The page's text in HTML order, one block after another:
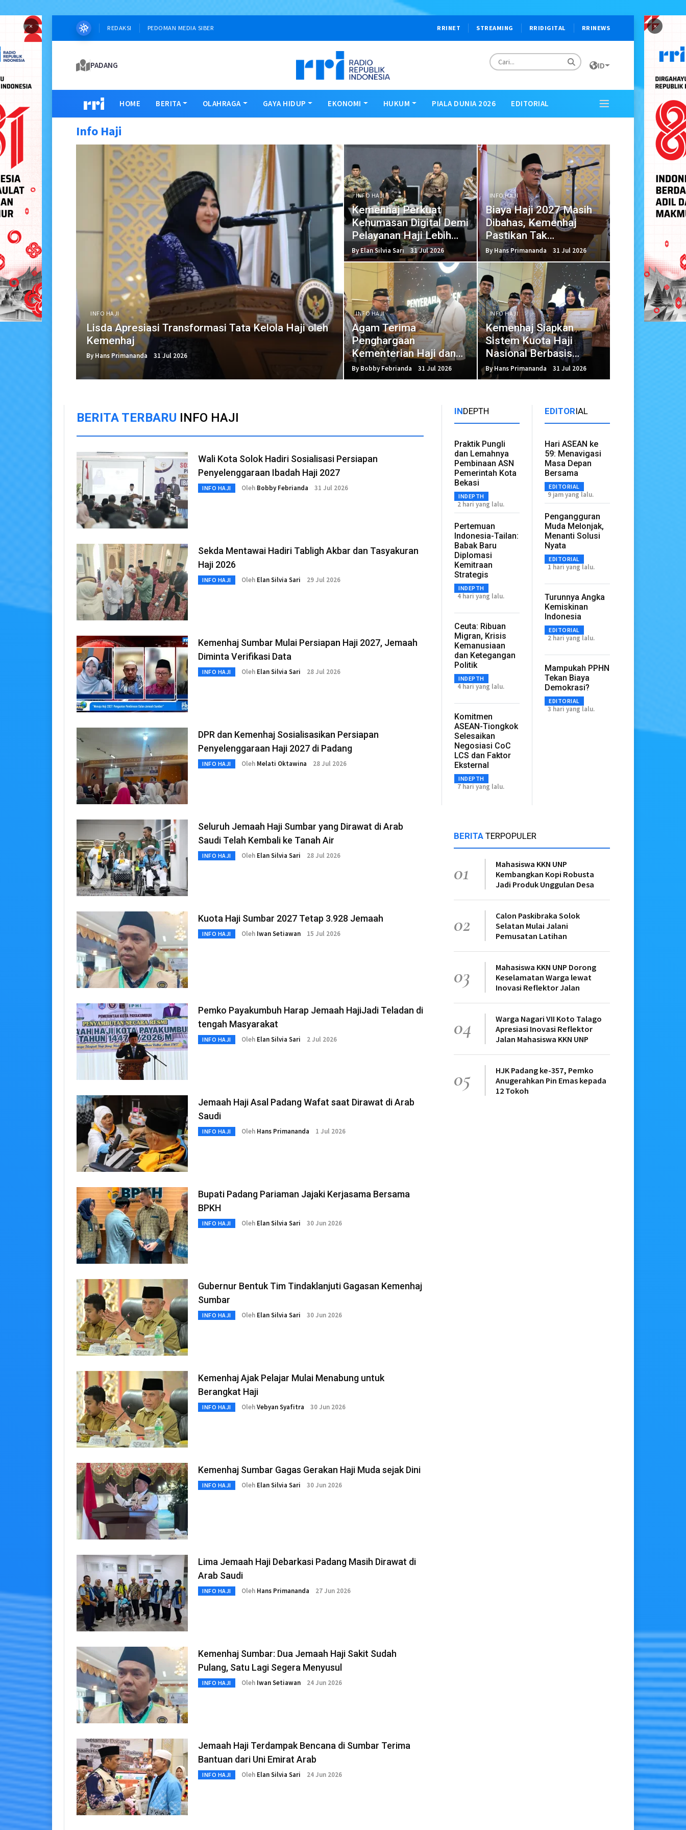
× ×
REDAKSI PEDOMAN MEDIA SIBER RRINET STREAMING RRIDIGITAL RRINEWS
PADANG ID
HOME BERITA OLAHRAGA GAYA HIDUP EKONOMI HUKUM PIALA DUNIA 2026 EDITORIAL
Info Haji
INFO HAJI
Lisda Apresiasi Transformasi Tata Kelola Haji oleh
Kemenhaj
By Hans Primananda 31 Jul 2026
INFO HAJI
Kemenhaj Perkuat
Kehumasan Digital Demi
Pelayanan Haji Lebih
Profesional
By Elan Silvia Sari 31 Jul 2026
INFO HAJI
Biaya Haji 2027 Masih
Dibahas, Kemenhaj
Pastikan Tak
Memberatkan Jemaah
By Hans Primananda 31 Jul 2026
INFO HAJI
Agam Terima
Penghargaan
Kementerian Haji dan
Umrah Republik
Indonesia
By Bobby Febrianda 31 Jul 2026
INFO HAJI
Kemenhaj Siapkan
Sistem Kuota Haji
Nasional Berbasis
Waiting List
By Hans Primananda 31 Jul 2026
BERITA TERBARU INFO HAJI
Wali Kota Solok Hadiri Sosialisasi Persiapan
Penyelenggaraan Ibadah Haji 2027
INFO HAJI Oleh Bobby Febrianda 31 Jul 2026
Sekda Mentawai Hadiri Tabligh Akbar dan Tasyakuran
Haji 2026
INFO HAJI Oleh Elan Silvia Sari 29 Jul 2026
Kemenhaj Sumbar Mulai Persiapan Haji 2027, Jemaah
Diminta Verifikasi Data
INFO HAJI Oleh Elan Silvia Sari 28 Jul 2026
DPR dan Kemenhaj Sosialisasikan Persiapan
Penyelenggaraan Haji 2027 di Padang
INFO HAJI Oleh Melati Oktawina 28 Jul 2026
Seluruh Jemaah Haji Sumbar yang Dirawat di Arab
Saudi Telah Kembali ke Tanah Air
INFO HAJI Oleh Elan Silvia Sari 28 Jul 2026
Kuota Haji Sumbar 2027 Tetap 3.928 Jemaah
INFO HAJI Oleh Iwan Setiawan 15 Jul 2026
Pemko Payakumbuh Harap Jemaah HajiJadi Teladan di
tengah Masyarakat
INFO HAJI Oleh Elan Silvia Sari 2 Jul 2026
Jemaah Haji Asal Padang Wafat saat Dirawat di Arab
Saudi
INFO HAJI Oleh Hans Primananda 1 Jul 2026
Bupati Padang Pariaman Jajaki Kerjasama Bersama
BPKH
INFO HAJI Oleh Elan Silvia Sari 30 Jun 2026
Gubernur Bentuk Tim Tindaklanjuti Gagasan Kemenhaj
Sumbar
INFO HAJI Oleh Elan Silvia Sari 30 Jun 2026
Kemenhaj Ajak Pelajar Mulai Menabung untuk
Berangkat Haji
INFO HAJI OlehVebyan Syafitra 30 Jun 2026
Kemenhaj Sumbar Gagas Gerakan Haji Muda sejak Dini
INFO HAJI Oleh Elan Silvia Sari 30 Jun 2026
Lima Jemaah Haji Debarkasi Padang Masih Dirawat di
Arab Saudi
INFO HAJI Oleh Hans Primananda 27 Jun 2026
Kemenhaj Sumbar: Dua Jemaah Haji Sakit Sudah
Pulang, Satu Lagi Segera Menyusul
INFO HAJI Oleh Iwan Setiawan 24 Jun 2026
Jemaah Haji Terdampak Bencana di Sumbar Terima
Bantuan dari Uni Emirat Arab
INFO HAJI Oleh Elan Silvia Sari 24 Jun 2026
INDEPTH
Praktik Pungli
dan Lemahnya
Pembinaan ASN
Pemerintah Kota
Bekasi
INDEPTH
2 hari yang lalu.
Pertemuan
Indonesia-Tailan:
Babak Baru
Diplomasi
Kemitraan
Strategis
INDEPTH
4 hari yang lalu.
Ceuta: Ribuan
Migran, Krisis
Kemanusiaan
dan Ketegangan
Politik
INDEPTH
4 hari yang lalu.
Komitmen
ASEAN-Tiongkok
Selesaikan
Negosiasi CoC
LCS dan Faktor
Eksternal
INDEPTH
7 hari yang lalu.
EDITORIAL
Hari ASEAN ke
59: Menavigasi
Masa Depan
Bersama
EDITORIAL
9 jam yang lalu.
Pengangguran
Muda Melonjak,
Menanti Solusi
Nyata
EDITORIAL
1 hari yang lalu.
Turunnya Angka
Kemiskinan
Indonesia
EDITORIAL
2 hari yang lalu.
Mampukah PPHN
Tekan Biaya
Demokrasi?
EDITORIAL
3 hari yang lalu.
BERITATERPOPULER
01
Mahasiswa KKN UNP
Kembangkan Kopi Robusta
Jadi Produk Unggulan Desa
02
Calon Paskibraka Solok
Selatan Mulai Jalani
Pemusatan Latihan
03
Mahasiswa KKN UNP Dorong
Keselamatan Warga lewat
Inovasi Reflektor Jalan
04
Warga Nagari VII Koto Talago
Apresiasi Inovasi Reflektor
Jalan Mahasiswa KKN UNP
05
HJK Padang ke-357, Pemko
Anugerahkan Pin Emas kepada
12 Tokoh